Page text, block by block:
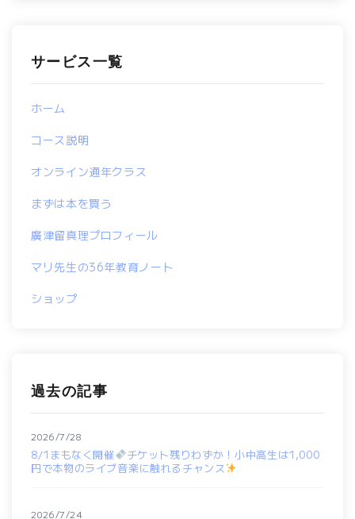
サービス一覧
ホーム
コース説明
オンライン通年クラス
まずは本を買う
廣津留真理プロフィール
マリ先生の36年教育ノート
ショップ
過去の記事
8/1まもなく開催
チケット残りわずか！小中高生は1,000
円で本物のライブ音楽に触れるチャンス
2026/7/28
2026/7/24